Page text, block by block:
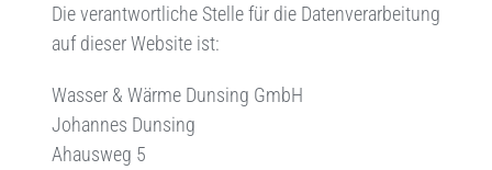
Die verantwortliche Stelle für die Datenverarbeitung
auf dieser Website ist:
Wasser & Wärme Dunsing GmbH
Johannes Dunsing
Ahausweg 5